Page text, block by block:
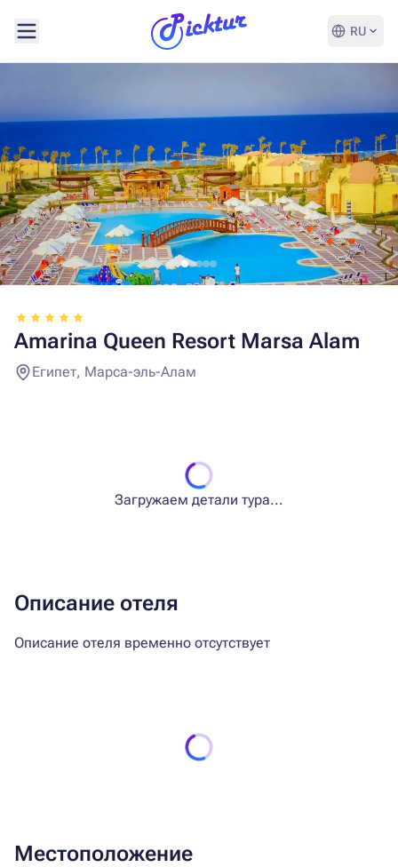
RU
Amarina Queen Resort Marsa Alam
Египет, Марса-эль-Алам
Загружаем детали тура...
Описание отеля
Описание отеля временно отсутствует
Местоположение